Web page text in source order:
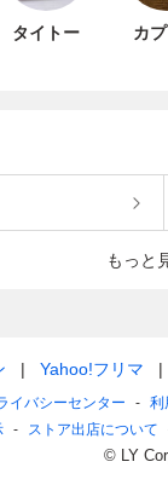
タイトー カ
もっと
Yahoo!フリマ
イバシーセンター 利
ストア出店について
© LY